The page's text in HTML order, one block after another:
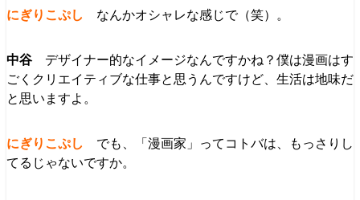
なんかオシャレな感じで（笑）。
デザイナー的なイメージなんですかね？僕は漫画はす
ごくクリエイティブな仕事と思うんですけど、生活は地味だ
と思いますよ。
でも、「漫画家」ってコトバは、もっさりし
てるじゃないですか。